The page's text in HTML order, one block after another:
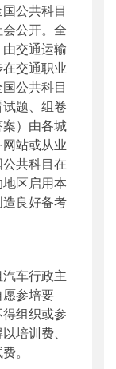
公共科目
公开。全
交通运输
交通职业
公共科目
题、组卷
）由各城
站或从业
共科目在
区启用本
良好备考
车行政主
参培要
组织或参
培训费、
。